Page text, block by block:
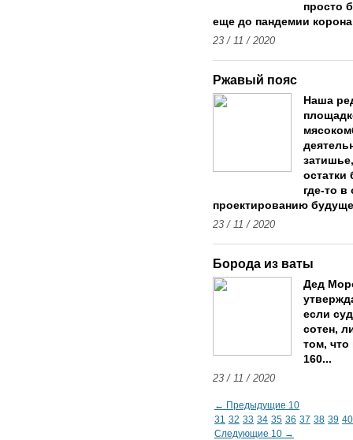
просто
еще до пандемии
23 / 11 / 2020
Ржавый пояс
Наша
остатки
где-то
проектированию
23 / 11 / 2020
Борода из ваты
Дед
если
сотен,
том, что
160...
23 / 11 / 2020
← Предыдущие 10
31 32 33 34 35 36 37 38 39 40
Следующие 10 →